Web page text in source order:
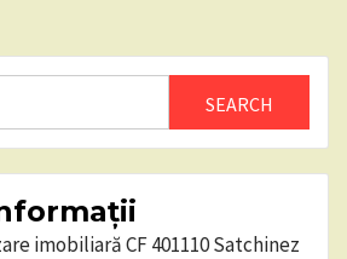
imobiliară CF 401110 Satchinez